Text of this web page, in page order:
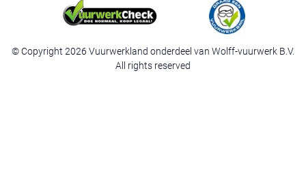
© Copyright 2026 Vuurwerkland onderdeel van Wolff-vuurwerk B.V.
All rights reserved